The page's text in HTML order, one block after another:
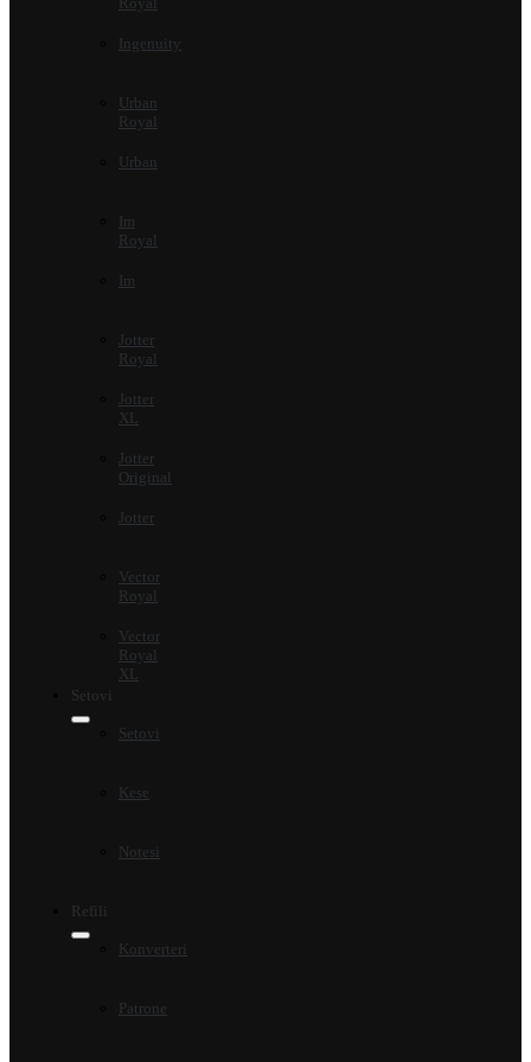
Ingenuity
Urban
Royal
Urban
Im
Royal
Im
Jotter
Royal
Jotter
XL
Jotter
Original
Jotter
Vector
Royal
Vector
Royal
XL
Setovi
Setovi
Kese
Notesi
Refili
Konverteri
Patrone